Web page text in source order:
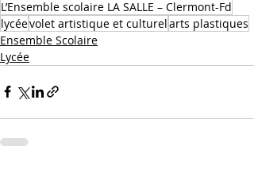
L’Ensemble scolaire LA SALLE – Clermont-Fd
lycéevolet artistique et culturelarts plastiques
Ensemble Scolaire
Lycée